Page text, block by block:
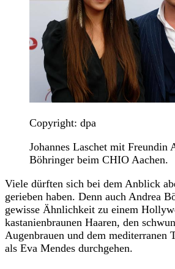
Copyright: dpa
Johannes Laschet mit Freundin
Böhringer beim CHIO Aachen.
Viele dürften sich bei dem Anblick
gerieben haben. Denn auch Andrea
gewisse Ähnlichkeit zu einem
kastanienbraunen Haaren, den
Augenbrauen und dem mediterranen
als Eva Mendes durchgehen.